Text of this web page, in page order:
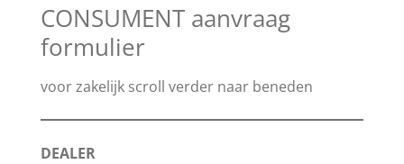
CONSUMENT aanvraag
formulier
voor zakelijk scroll verder naar beneden
DEALER